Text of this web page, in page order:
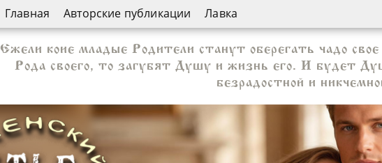
Главная Авторские публикации Лавка
Ежели коие младые Родители станут оберегать чадо
Рода своего, то загубят Душу и жизнь его. И будет
безрадостной и